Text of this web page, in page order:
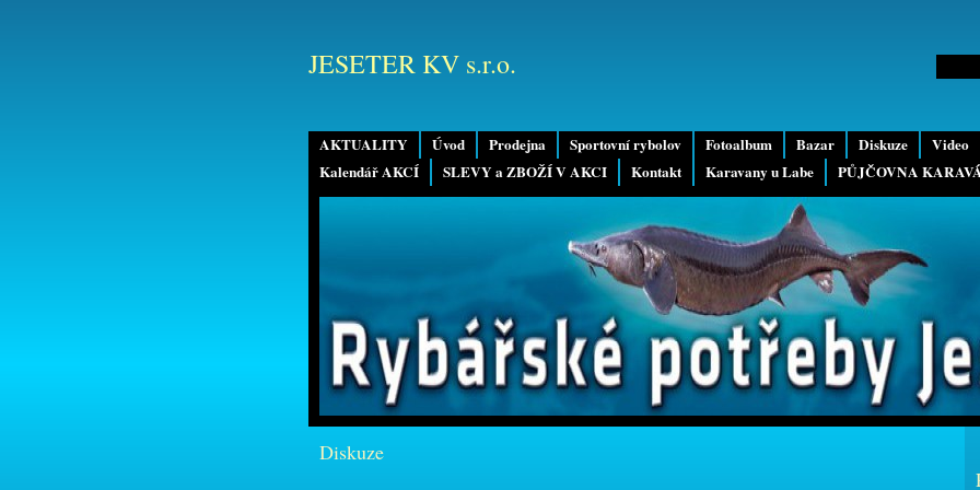
AKTUALITY Úvod Prodejna Sportovní rybolov Fotoalbum Bazar Diskuze
Video
Kalendář AKCÍ
SLEVY a ZBOŽÍ V AKCI Kontakt Karavany u Labe PŮJČOVNA
JESETER KV s.r.o.
Diskuze